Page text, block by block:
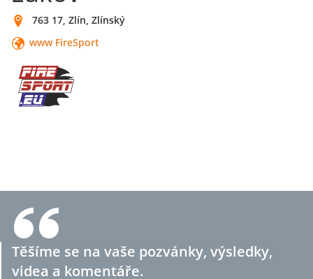
763 17, Zlín, Zlínský
www FireSport
Těšíme se na vaše pozvánky, výsledky,
videa a komentáře.